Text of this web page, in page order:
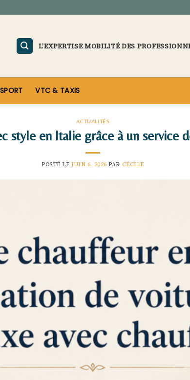
L’EXPERTISE MOBILITÉ DES
VTC & TAXIS
ACTUALITÉS
style en Italie grâce à un service
POSTÉ LEJUIN 6, 2026 PAR CÉCILE